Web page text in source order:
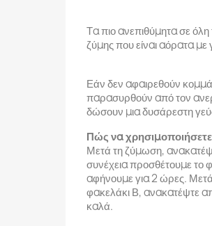
Τα πιο ανεπιθύμητα σε όλη
ζύμης που είναι αόρατα με
Εάν δεν αφαιρεθούν
παρασυρθούν από τον
δώσουν μια δυσάρεστη
Πώς να
Μετά τη ζύμωση,
συνέχεια προσθέτουμε το
αφήνουμε για 2 ώρες.
φακελάκι Β, ανακατέψτε
καλά.